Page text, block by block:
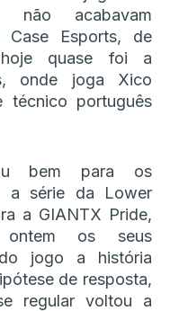
acabavam
Case Esports, de
quase foi a
onde joga Xico
técnico português
bem para os
a série da Lower
a GIANTX Pride,
ontem os seus
jogo a história
de resposta,
regular voltou a